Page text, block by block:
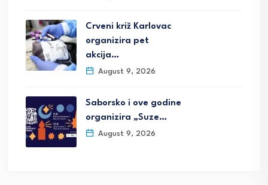
Crveni križ Karlovac
organizira pet
akcija…
August 9, 2026
Saborsko i ove godine
organizira „Suze…
August 9, 2026